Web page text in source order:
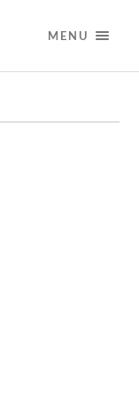
MENU